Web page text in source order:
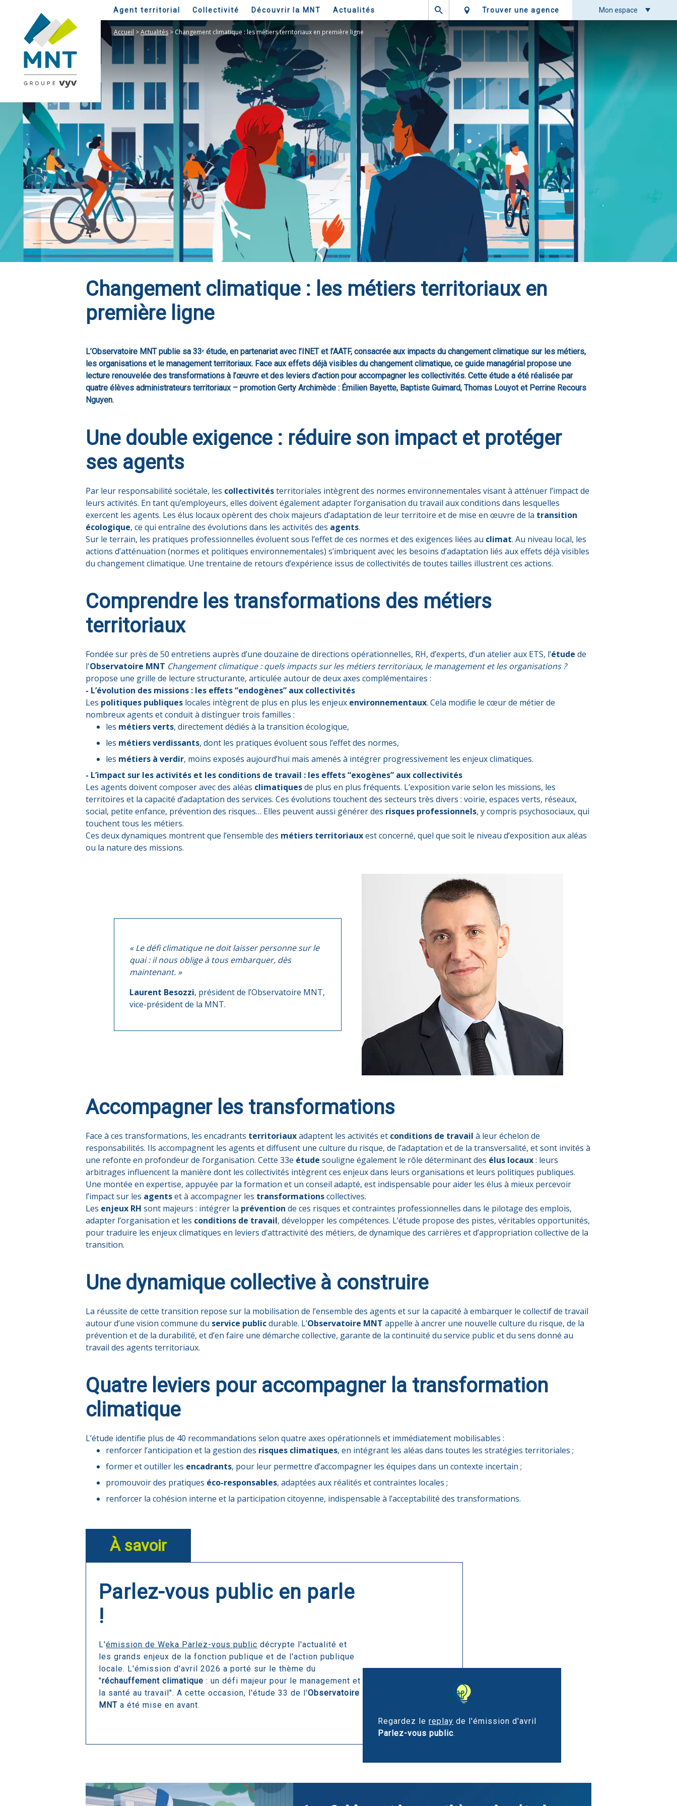
Agent territorial Collectivité Découvrir la MNT Actualités Trouver une agence Mon espace
Accueil >Actualités > Changement climatique : les métiers territoriaux en première ligne
Changement climatique : les métiers territoriaux en
première ligne
L’Observatoire MNT publie sa 33ᵉ étude, en partenariat avec l’INET et l’AATF, consacrée aux impacts du changement climatique sur les métiers,
les organisations et le management territoriaux. Face aux effets déjà visibles du changement climatique, ce guide managérial propose une
lecture renouvelée des transformations à l’œuvre et des leviers d’action pour accompagner les collectivités. Cette étude a été réalisée par
quatre élèves administrateurs territoriaux – promotion Gerty Archimède : Émilien Bayette, Baptiste Guimard, Thomas Louyot et Perrine Recours
Nguyen.
Une double exigence : réduire son impact et protéger
ses agents
Par leur responsabilité sociétale, les collectivitésterritoriales intègrent des normes environnementales visant à atténuer l’impact de
leurs activités. En tant qu’employeurs, elles doivent également adapter l’organisation du travail aux conditions dans lesquelles
exercent les agents. Les élus locaux opèrent des choix majeurs d’adaptation de leur territoire et de mise en œuvre de la transition
écologique, ce qui entraîne des évolutions dans les activités des agents.
Sur le terrain, les pratiques professionnelles évoluent sous l’effet de ces normes et des exigences liées au climat. Au niveau local, les
actions d’atténuation (normes et politiques environnementales) s’imbriquent avec les besoins d’adaptation liés aux effets déjà visibles
du changement climatique. Une trentaine de retours d’expérience issus de collectivités de toutes tailles illustrent ces actions.
Comprendre les transformations des métiers
territoriaux
Fondée sur près de 50 entretiens auprès d’une douzaine de directions opérationnelles, RH, d’experts, d’un atelier aux ETS, l’étude de
l'Observatoire MNT Changement climatique : quels impacts sur les métiers territoriaux, le management et les organisations ?
propose une grille de lecture structurante, articulée autour de deux axes complémentaires :
- L’évolution des missions : les effets “endogènes” aux collectivités
Les politiques publiques locales intègrent de plus en plus les enjeux environnementaux. Cela modifie le cœur de métier de
nombreux agents et conduit à distinguer trois familles :
les métiers verts, directement dédiés à la transition écologique,
les métiers verdissants, dont les pratiques évoluent sous l’effet des normes,
les métiers à verdir, moins exposés aujourd’hui mais amenés à intégrer progressivement les enjeux climatiques.
- L’impact sur les activités et les conditions de travail : les effets “exogènes” aux collectivités
Les agents doivent composer avec des aléas climatiquesde plus en plus fréquents. L’exposition varie selon les missions, les
territoires et la capacité d’adaptation des services. Ces évolutions touchent des secteurs très divers : voirie, espaces verts, réseaux,
social, petite enfance, prévention des risques… Elles peuvent aussi générer des risques professionnels, y compris psychosociaux, qui
touchent tous les métiers.
Ces deux dynamiques montrent que l’ensemble des métiers territoriauxest concerné, quel que soit le niveau d’exposition aux aléas
ou la nature des missions.
« Le défi climatique ne doit laisser personne sur le
quai : il nous oblige à tous embarquer, dès
maintenant. »
Laurent Besozzi, président de l’Observatoire MNT,
vice-président de la MNT.
Accompagner les transformations
Face à ces transformations, les encadrants territoriauxadaptent les activités et conditions de travail à leur échelon de
responsabilités. Ils accompagnent les agents et diffusent une culture du risque, de l’adaptation et de la transversalité, et sont invités à
une refonte en profondeur de l’organisation. Cette 33e étude souligne également le rôle déterminant des élus locaux: leurs
arbitrages influencent la manière dont les collectivités intègrent ces enjeux dans leurs organisations et leurs politiques publiques.
Une montée en expertise, appuyée par la formation et un conseil adapté, est indispensable pour aider les élus à mieux percevoir
l’impact sur les agentset à accompagner les transformationscollectives.
Les enjeux RH sont majeurs : intégrer la prévention de ces risques et contraintes professionnelles dans le pilotage des emplois,
adapter l’organisation et les conditions de travail, développer les compétences. L’étude propose des pistes, véritables opportunités,
pour traduire les enjeux climatiques en leviers d’attractivité des métiers, de dynamique des carrières et d’appropriation collective de la
transition.
Une dynamique collective à construire
La réussite de cette transition repose sur la mobilisation de l’ensemble des agents et sur la capacité à embarquer le collectif de travail
autour d’une vision commune du service publicdurable. L’Observatoire MNT appelle à ancrer une nouvelle culture du risque, de la
prévention et de la durabilité, et d’en faire une démarche collective, garante de la continuité du service public et du sens donné au
travail des agents territoriaux.
Quatre leviers pour accompagner la transformation
climatique
L’étude identifie plus de 40 recommandations selon quatre axes opérationnels et immédiatement mobilisables :
renforcer l’anticipation et la gestion des risques climatiques, en intégrant les aléas dans toutes les stratégies territoriales ;
former et outiller les encadrants, pour leur permettre d’accompagner les équipes dans un contexte incertain ;
promouvoir des pratiques éco-responsables, adaptées aux réalités et contraintes locales ;
renforcer la cohésion interne et la participation citoyenne, indispensable à l’acceptabilité des transformations.
À savoir
Parlez-vous public en parle
!
L'émission de Weka Parlez-vous public décrypte l'actualité et
les grands enjeux de la fonction publique et de l'action publique
locale. L'émission d'avril 2026 a porté sur le thème du
"réchauffement climatique : un défi majeur pour le management et
la santé au travail". A cette occasion, l'étude 33 de l'Observatoire
MNT a été mise en avant.
Regardez lereplay de l'émission d'avril
Parlez-vous public.